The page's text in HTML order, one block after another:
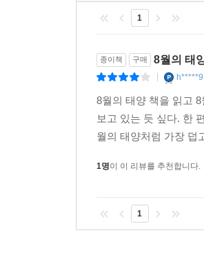
1
종이책 구매 8월의 태
h*****9
8월의 태양 책을 읽고
보고 있는 듯 싶다. 한
월의 태양처럼 가장 덥
1명이 이 리뷰를 추천합니다.
1